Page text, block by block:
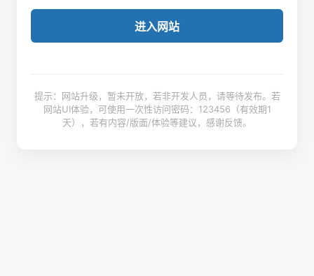
进入网站
提示：网站升级，暂未开放，若非开发人员，请等待发布。若
网站UI体验，可使用一次性访问密码：123456（有效期1
天），若有内容/版面/体验等建议，感谢反馈。